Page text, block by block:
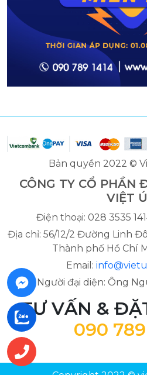
Bản quyền 2022 ©
CÔNG TY CỔ PHẦN
VIỆT
Điện thoại: 028 3535
Địa chỉ: 56/12/2 Đường Linh
Thành phố Hồ Chí
Email:
Người đại diện: Ông
TƯ VẤN &
090 789